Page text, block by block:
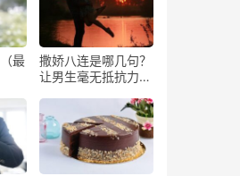
最
撒娇八连是哪几句？
让男生毫无抵抗力撒